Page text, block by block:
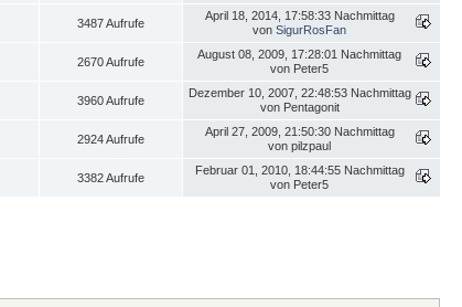
3487 Aufrufe
April 18, 2014, 17:58:33 Nachmittag
von SigurRosFan
2670 Aufrufe
August 08, 2009, 17:28:01 Nachmittag
von Peter5
3960 Aufrufe
Dezember 10, 2007, 22:48:53 Nachmittag
von Pentagonit
2924 Aufrufe
April 27, 2009, 21:50:30 Nachmittag
von pilzpaul
3382 Aufrufe
Februar 01, 2010, 18:44:55 Nachmittag
von Peter5